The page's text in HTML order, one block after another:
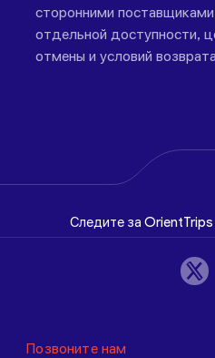
сторонними поставщиками
отдельной доступности,
отмены и условий
Следите за OrientTrips
Позвоните нам